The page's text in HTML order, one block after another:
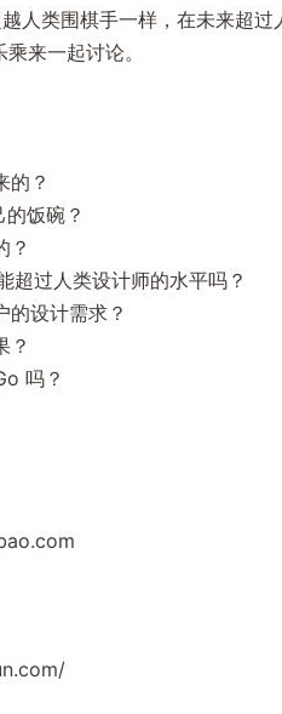
人类围棋手一样，在未来超过
来一起讨论。
的？
饭碗？
？
超过人类设计师的水平吗？
的设计需求？
？
吗？